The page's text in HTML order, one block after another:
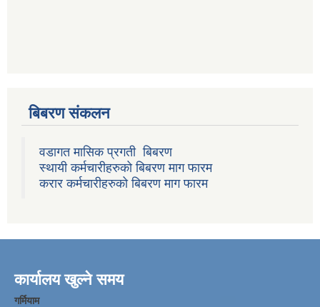
बिबरण संकलन
वडागत मासिक प्रगती बिबरण
स्थायी कर्मचारीहरुको बिबरण माग फारम
करार कर्मचारीहरुको बिबरण माग फारम
कार्यालय खुल्ने समय
गर्मियाम